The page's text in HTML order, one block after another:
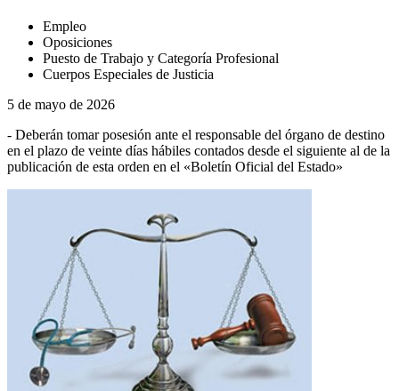
Empleo
Oposiciones
Puesto de Trabajo y Categoría Profesional
Cuerpos Especiales de Justicia
5 de mayo de 2026
- Deberán tomar posesión ante el responsable del órgano de destino
en el plazo de veinte días hábiles contados desde el siguiente al de la
publicación de esta orden en el «Boletín Oficial del Estado»